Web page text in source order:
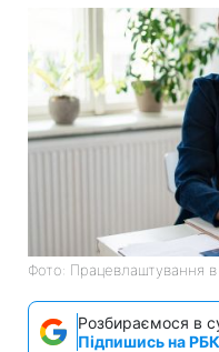
Фото: Працевлаштування в
Розбираємося в
Підпишись на